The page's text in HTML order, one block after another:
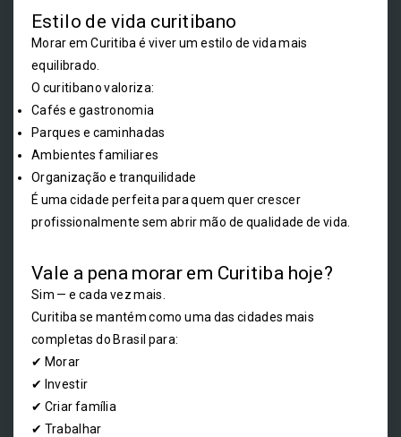
Estilo de vida curitibano
Morar em Curitiba é viver um estilo de vida mais
equilibrado.
O curitibano valoriza:
Cafés e gastronomia
Parques e caminhadas
Ambientes familiares
Organização e tranquilidade
É uma cidade perfeita para quem quer crescer
profissionalmente sem abrir mão de qualidade de vida.
Vale a pena morar em Curitiba hoje?
Sim — e cada vez mais.
Curitiba se mantém como uma das cidades mais
completas do Brasil para:
✔ Morar
✔ Investir
✔ Criar família
✔ Trabalhar